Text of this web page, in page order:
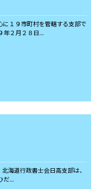
１９市町村を管轄する支部で
２月２８日...
行政書士会日高支部は、
だ...